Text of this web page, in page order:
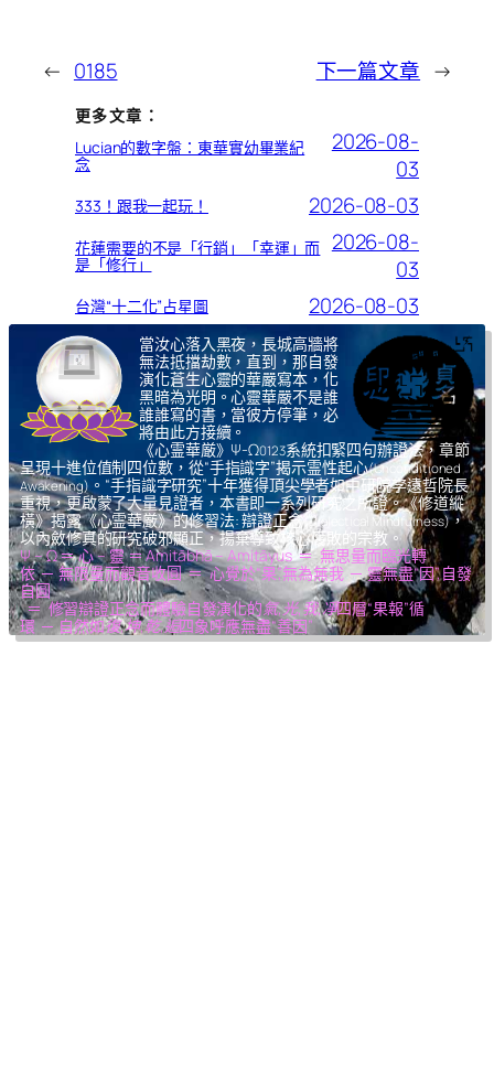
← 0185 下一篇文章 →
更多文章：
Lucian的數字盤：東華實幼畢業紀
念
2026-08-
03
333！跟我一起玩！ 2026-08-03
花蓮需要的不是「行銷」「幸運」而
是「修行」
2026-08-
03
台灣“十二化”占星圖 2026-08-03
當汝心落入黑夜，長城高牆將
無法抵擋劫數，直到，那自發
演化蒼生心靈的華嚴寫本，化
黑暗為光明。心靈華嚴不是誰
誰誰寫的書，當彼方停筆，必
將由此方接續。
《心霊華厳》Ψ-Ω0123系統扣緊四句辦證法，章節
呈現十進位值制四位數，從“手指識字”揭示霊性起心(Unconditioned
Awakening) 。“手指識字研究”十年獲得頂尖學者如中研院李遠哲院長
重視，更啟蒙了大量見證者，本書即一系列研究之所證。《修道縱
橫》揭露《心霊華厳》的修習法: 辯證正念(Dialectical Mindfulness)，
以內斂修真的研究破邪顯正，揚棄導致核心腐敗的宗教。
Ψ – Ω ＝ 心 – 靈 ＝ Amitābhā – Amitāyus ＝ 無思量而臨光轉
依 ─ 無限量而觀音收圓 ＝ 心覺於“果”,無為無我 ─ 靈無盡“因”,自發
自圓
＝ 修習辯證正念而體驗自發演化的氣,光,我,凈四層“果報”循
環 ─ 自然如復,坤,乾,逅四象呼應無盡“善因”